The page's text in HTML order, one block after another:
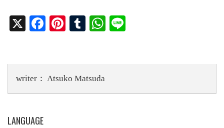
X
Fa
ok
Pi
es
t
T
bl
r
W
writer： Atsuko Matsuda
LANGUAGE